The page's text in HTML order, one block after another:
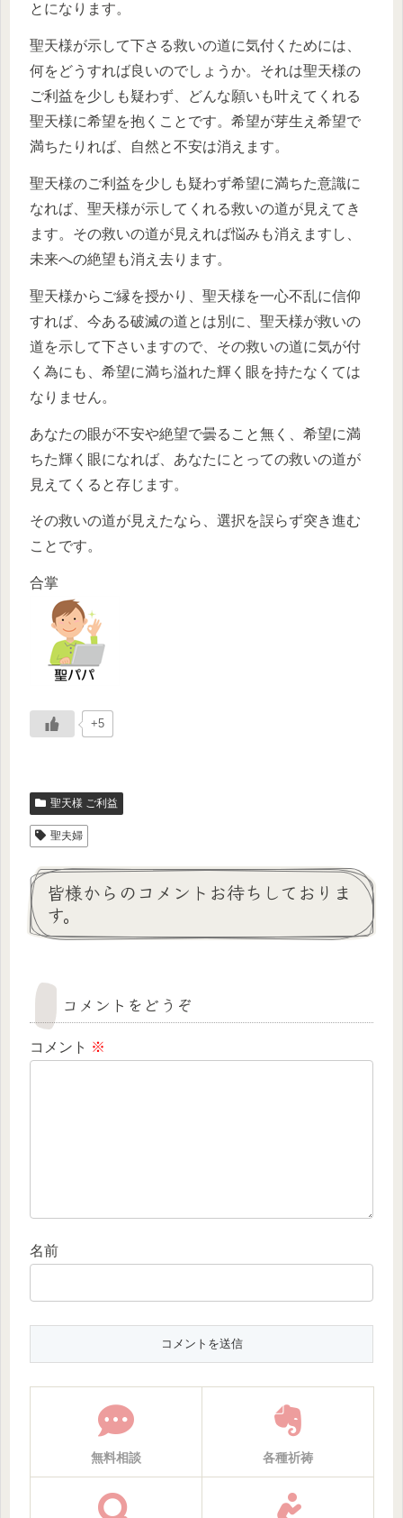
とになります。
聖天様が示して下さる救いの道に気付くためには、
何をどうすれば良いのでしょうか。それは聖天様の
ご利益を少しも疑わず、どんな願いも叶えてくれる
聖天様に希望を抱くことです。希望が芽生え希望で
満ちたりれば、自然と不安は消えます。
聖天様のご利益を少しも疑わず希望に満ちた意識に
なれば、聖天様が示してくれる救いの道が見えてき
ます。その救いの道が見えれば悩みも消えますし、
未来への絶望も消え去ります。
聖天様からご縁を授かり、聖天様を一心不乱に信仰
すれば、今ある破滅の道とは別に、聖天様が救いの
道を示して下さいますので、その救いの道に気が付
く為にも、希望に満ち溢れた輝く眼を持たなくては
なりません。
あなたの眼が不安や絶望で曇ること無く、希望に満
ちた輝く眼になれば、あなたにとっての救いの道が
見えてくると存じます。
その救いの道が見えたなら、選択を誤らず突き進む
ことです。
合掌
+5
聖天様 ご利益
聖夫婦
皆様からのコメントお待ちしておりま
す。
コメントをどうぞ
コメント ※
名前
無料相談 各種祈祷